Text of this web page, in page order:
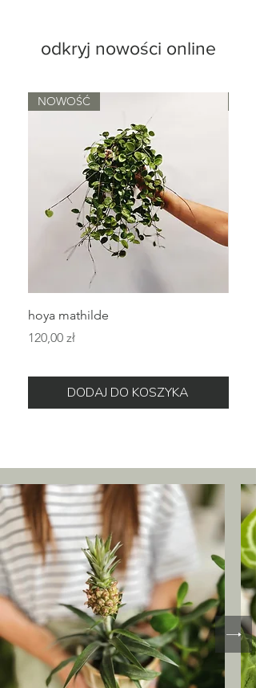
odkryj nowości online
NOWOŚĆ
hoya mathilde
Cena
120,00 zł
DODAJ DO KOSZYKA